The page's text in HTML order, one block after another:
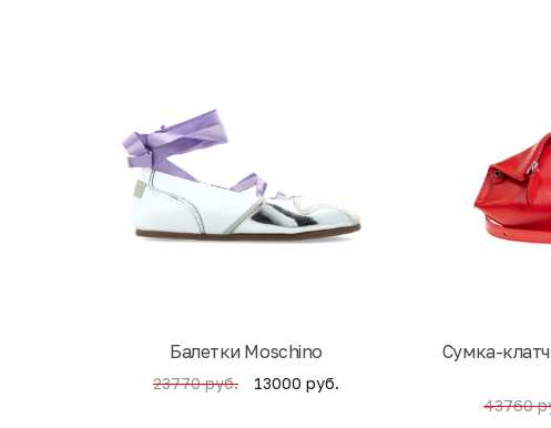
Балетки Moschino
23770 руб. 13000 руб.
Cумка-
43760